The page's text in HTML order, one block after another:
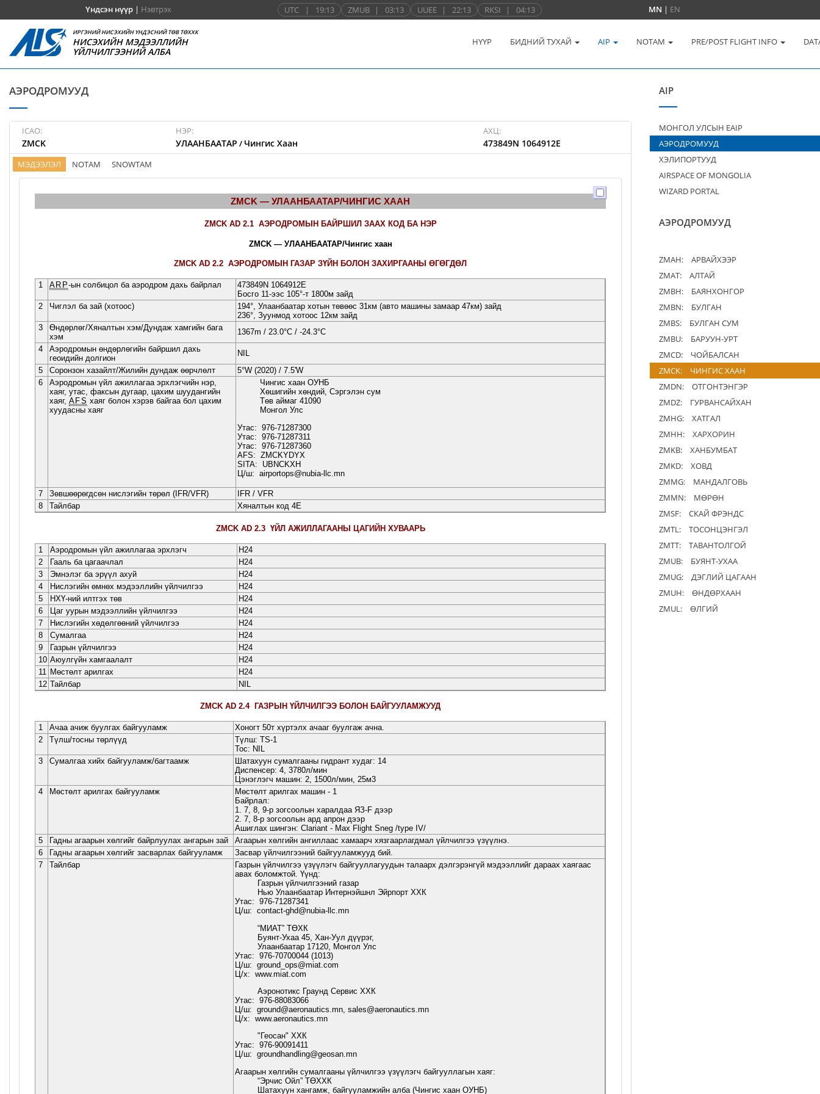
Үндсэн нүүр| Нэвтрэх UTC | 19:13 ZMUB | 03:13 UUEE | 22:13 RKSI | 04:13 MN | EN
ИРГЭНИЙ НИСЭХИЙН ҮНДЭСНИЙ ТӨВ ТӨХХК
НИСЭХИЙН МЭДЭЭЛЛИЙН
ҮЙЛЧИЛГЭЭНИЙ АЛБА
НҮҮР БИДНИЙ ТУХАЙ AIP NOTAM PRE/POST FLIGHT INFO
АЭРОДРОМУУД
ICAO:
ZMCK
НЭР:
УЛААНБААТАР / Чингис Хаан
АХЦ:
473849N 1064912E
МЭДЭЭЛЭЛ NOTAM SNOWTAM
AIP
МОНГОЛ УЛСЫН EAIP
АЭРОДРОМУУД
ХЭЛИПОРТУУД
AIRSPACE OF MONGOLIA
WIZARD PORTAL
АЭРОДРОМУУД
ZMAH:
АРВАЙХЭЭР
ZMAT:
АЛТАЙ
ZMBH:
БАЯНХОНГОР
ZMBN:
БУЛГАН
ZMBS:
БУЛГАН СУМ
ZMBU:
БАРУУН-УРТ
ZMCD:
ЧОЙБАЛСАН
ZMCK:
ЧИНГИС ХААН
ZMDN:
ОТГОНТЭНГЭР
ZMDZ:
ГУРВАНСАЙХАН
ZMHG:
ХАТГАЛ
ZMHH:
ХАРХОРИН
ZMKB:
ХАНБУМБАТ
ZMKD:
ХОВД
ZMMG:
МАНДАЛГОВЬ
ZMMN:
МӨРӨН
ZMSF:
СКАЙ ФРЭНДС
ZMTL:
ТОСОНЦЭНГЭЛ
ZMTT:
ТАВАНТОЛГОЙ
ZMUB:
БУЯНТ-УХАА
ZMUG:
ДЭГЛИЙ ЦАГААН
ZMUH:
ӨНДӨРХААН
ZMUL:
ӨЛГИЙ